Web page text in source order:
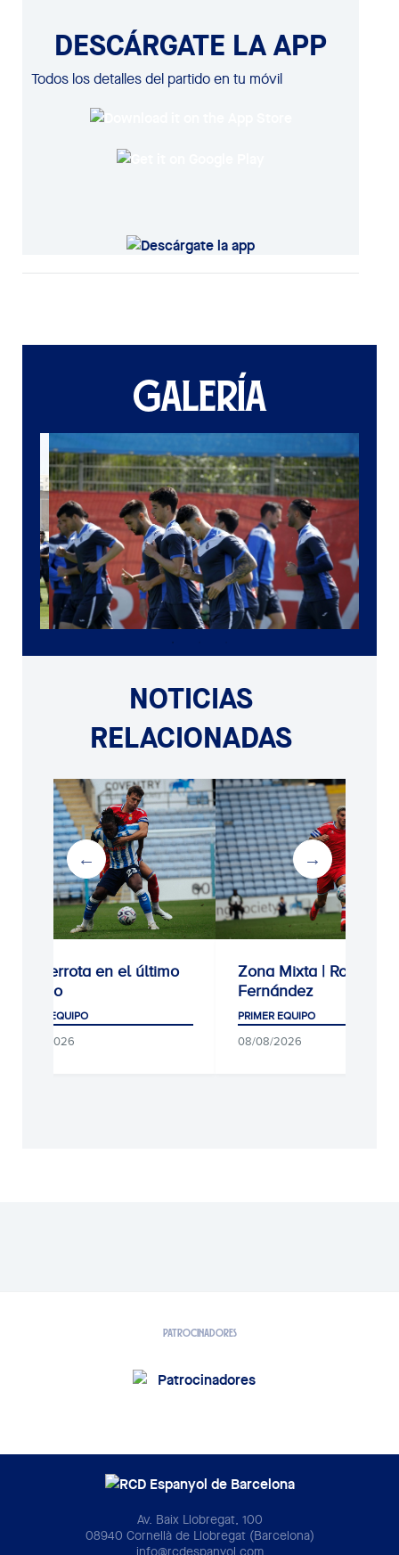
DESCÁRGATE LA APP
Todos los detalles del partido en tu móvil
GALERÍA
NOTICIAS
RELACIONADAS
3-1: Derrota en el último
ensayo
PRIMER EQUIPO
08/08/2026
Zona Mixta | Roberto
Fernández
PRIMER EQUIPO
08/08/2026
PATROCINADORES
Av. Baix Llobregat, 100
08940 Cornellà de Llobregat (Barcelona)
info@rcdespanyol.com